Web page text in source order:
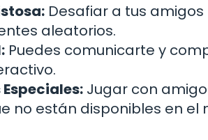
Desafiar a tus
aleatorios.
Puedes comunicarte y
Jugar con
no están disponibles en el